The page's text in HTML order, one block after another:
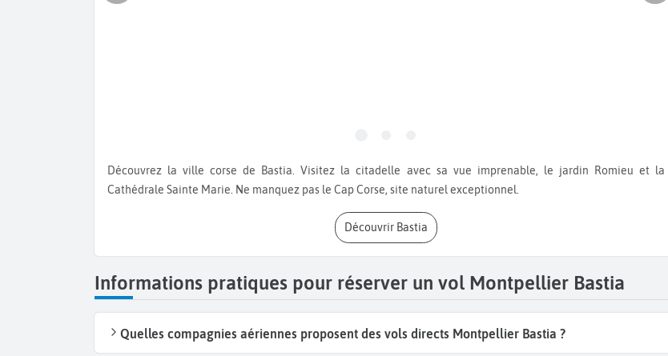
Découvrez la ville corse de Bastia. Visitez la citadelle avec sa vue imprenable, le jardin Romieu et la
Cathédrale Sainte Marie. Ne manquez pas le Cap Corse, site naturel exceptionnel.
Découvrir Bastia
Informations pratiques pour réserver un vol Montpellier Bastia
Quelles compagnies aériennes proposent des vols directs Montpellier Bastia ?